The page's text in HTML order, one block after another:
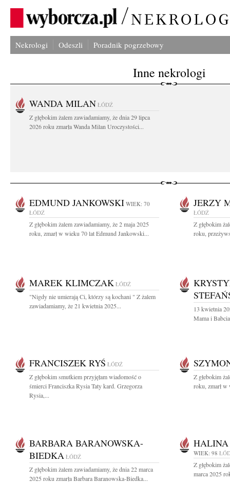
Nekrologi Odeszli Poradnik pogrzebowy
Inne nekrologi
WANDA MILAN ŁÓDŹ
Z głębokim żalem zawiadamiamy, że dnia 29 lipca
2026 roku zmarła Wanda Milan Uroczystości...
EDMUND JANKOWSKI WIEK: 70
ŁÓDŹ
Z głębokim żalem zawiadamiamy, że 2 maja 2025
roku, zmarł w wieku 70 lat Edmund Jankowski...
JERZY
ŁÓDŹ
Z głębokim
roku,
MAREK KLIMCZAK ŁÓDŹ
"Nigdy nie umierają Ci, którzy są kochani " Z żalem
zawiadamiamy, że 21 kwietnia 2025...
13 kwietnia
Mama i
FRANCISZEK RYŚ ŁÓDŹ
Z głębokim smutkiem przyjęłam wiadomość o
śmierci Franciszka Rysia Taty kard. Grzegorza
Rysia,...
Z głebokim
roku, zmarł
BARBARA BARANOWSKA-
BIEDKA ŁÓDŹ
Z głębokim żalem zawiadamiamy, że dnia 22 marca
2025 roku zmarła Barbara Baranowska-Biedka...
HALINA
WIEK: 98
Z głębokim
marca 2025